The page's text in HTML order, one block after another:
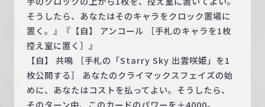
そうしたら、あなたはそのキャラをクロック置場に
置く。』『【自】 アンコール ［手札のキャラを1枚
控え室に置く］』
【自】 共鳴 ［手札の「Starry Sky 出雲咲姫」を1
枚公開する］ あなたのクライマックスフェイズの始
めに、あなたはコストを払ってよい。そうしたら、
そのターン中、このカードのパワーを＋4000。